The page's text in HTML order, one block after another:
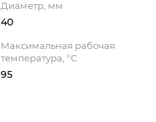
Диаметр, мм
40
Максимальная рабочая
температура, °С
95